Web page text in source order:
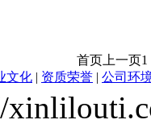
首页 上一页1
文化 | 资质荣誉 | 公司环